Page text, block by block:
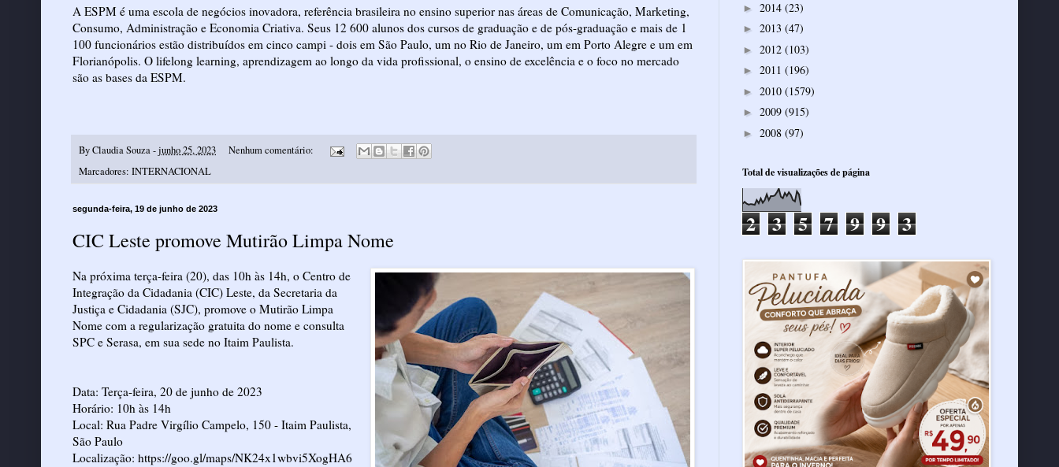
A ESPM é uma escola de negócios inovadora, referência brasileira no ensino superior nas áreas de Comunicação, Marketing,
Consumo, Administração e Economia Criativa. Seus 12 600 alunos dos cursos de graduação e de pós-graduação e mais de 1
100 funcionários estão distribuídos em cinco campi - dois em São Paulo, um no Rio de Janeiro, um em Porto Alegre e um em
Florianópolis. O lifelong learning, aprendizagem ao longo da vida profissional, o ensino de excelência e o foco no mercado
são as bases da ESPM.
ByClaudia Souza-junho 25, 2023
Nenhum comentário:
Marcadores: INTERNACIONAL
segunda-feira, 19 de junho de 2023
CIC Leste promove Mutirão Limpa Nome
Na próxima terça-feira (20), das 10h às 14h, o Centro de
Integração da Cidadania (CIC) Leste, da Secretaria da
Justiça e Cidadania (SJC), promove o Mutirão Limpa
Nome com a regularização gratuita do nome e consulta
SPC e Serasa, em sua sede no Itaim Paulista.
Data: Terça-feira, 20 de junho de 2023
Horário: 10h às 14h
Local: Rua Padre Virgílio Campelo, 150 - Itaim Paulista,
São Paulo
Localização: https://goo.gl/maps/NK24x1wbvi5XogHA6
► 2014 (23)
► 2013 (47)
► 2012 (103)
► 2011 (196)
► 2010 (1579)
► 2009 (915)
► 2008 (97)
Total de visualizações de página
2 3 5 7 9 9 3